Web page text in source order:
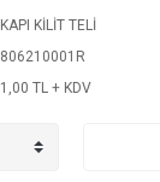
KAPI KİLİT TELİ
806210001R
1,00 TL + KDV